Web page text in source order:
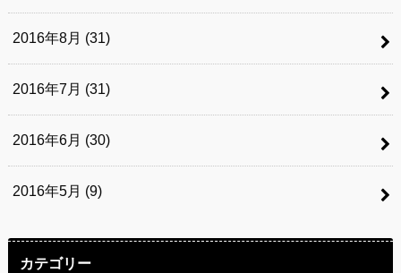
2016年8月 (31)
2016年7月 (31)
2016年6月 (30)
2016年5月 (9)
カテゴリー